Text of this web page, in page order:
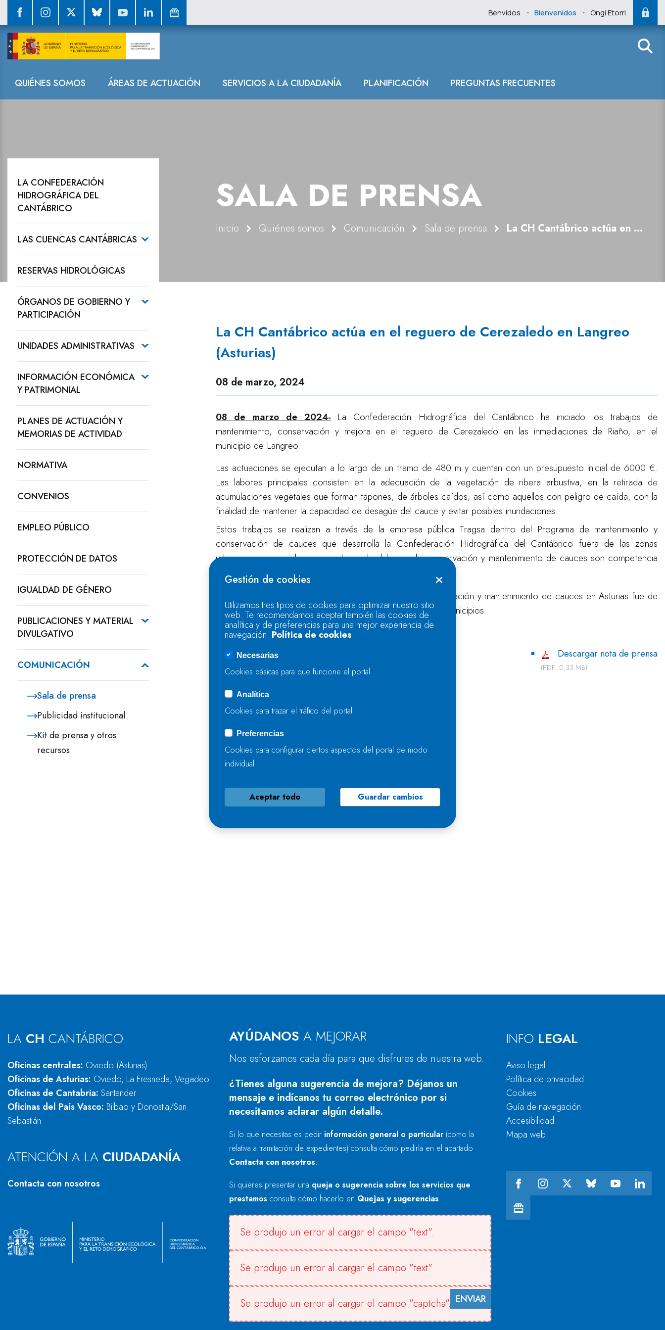
Benvidos . Bienvenidos . Ongi Etorri
Navegación
QUIÉNES SOMOS ÁREAS DE ACTUACIÓN SERVICIOS A LA CIUDADANÍA PLANIFICACIÓN PREGUNTAS FRECUENTES
La CH Cantábrico actúa en el reguero de
SALA DE PRENSA
Inicio Quiénes somos Comunicación Sala de prensa La CH Cantábrico actúa en el reguero de Cerezaledo en Langreo (Asturias)
LA CONFEDERACIÓN
HIDROGRÁFICA DEL
CANTÁBRICO
LAS CUENCAS CANTÁBRICAS
RESERVAS HIDROLÓGICAS
ÓRGANOS DE GOBIERNO Y
PARTICIPACIÓN
UNIDADES ADMINISTRATIVAS
INFORMACIÓN ECONÓMICA
Y PATRIMONIAL
PLANES DE ACTUACIÓN Y
MEMORIAS DE ACTIVIDAD
NORMATIVA
CONVENIOS
EMPLEO PÚBLICO
PROTECCIÓN DE DATOS
IGUALDAD DE GÉNERO
PUBLICACIONES Y MATERIAL
DIVULGATIVO
COMUNICACIÓN
Sala de prensa
Publicidad institucional
Kit de prensa y otros
recursos
La CH Cantábrico actúa en el reguero de Cerezaledo en Langreo
(Asturias)
08 de marzo, 2024
08 de marzo de 2024- La Confederación Hidrográfica del Cantábrico ha iniciado los trabajos de
mantenimiento, conservación y mejora en el reguero de Cerezaledo en las inmediaciones de Riaño, en el
municipio de Langreo.
Las actuaciones se ejecutan a lo largo de un tramo de 480 m y cuentan con un presupuesto inicial de 6000 €.
Las labores principales consisten en la adecuación de la vegetación de ribera arbustiva, en la retirada de
acumulaciones vegetales que forman tapones, de árboles caídos, así como aquellos con peligro de caída, con la
finalidad de mantener la capacidad de desagüe del cauce y evitar posibles inundaciones.
Estos trabajos se realizan a través de la empresa pública Tragsa dentro del Programa de mantenimiento y
conservación de cauces que desarrolla la Confederación Hidrográfica del Cantábrico fuera de las zonas
urbanas, ya que en las zonas urbanas las labores de conservación y mantenimiento de cauces son competencia
de los ayuntamientos.
En el año 2023 la inversión realizada en trabajos de conservación y mantenimiento de cauces en Asturias fue de
3,1 millones de euros, repartida en 162 actuaciones en 47 municipios.
Descargar nota de prensa
(PDF: 0,33 MB)
LA CH CANTÁBRICO
Oficinas centrales: Oviedo (Asturias)
Oficinas de Asturias: Oviedo, La Fresneda, Vegadeo
Oficinas de Cantabria: Santander
Oficinas del País Vasco: Bilbao y Donostia/San
Sebastián
ATENCIÓN A LA CIUDADANÍA
Contacta con nosotros
AYÚDANOS A MEJORAR
Nos esforzamos cada día para que disfrutes de nuestra web.
¿Tienes alguna sugerencia de mejora? Déjanos un
mensaje e indícanos tu correo electrónico por si
necesitamos aclarar algún detalle.
Si lo que necesitas es pedir información general o particular (como la
relativa a tramitación de expedientes) consulta cómo pedirla en el apartado
Contacta con nosotros.
Si quieres presentar una queja o sugerencia sobre los servicios que
prestamos consulta cómo hacerlo en Quejas y sugerencias.
Se produjo un error al cargar el campo "text".
Se produjo un error al cargar el campo "text".
Se produjo un error al cargar el campo "captcha". ENVIAR
INFO LEGAL
Aviso legal
Política de privacidad
Cookies
Guía de navegación
Accesibilidad
Mapa web
Gestión de cookies
Utilizamos tres tipos de cookies para optimizar nuestro sitio
web. Te recomendamos aceptar también las cookies de
analítica y de preferencias para una mejor experiencia de
navegación. Política de cookies
Necesarias
Cookies básicas para que funcione el portal
Analítica
Cookies para trazar el tráfico del portal
Preferencias
Cookies para configurar ciertos aspectos del portal de modo
individual
Aceptar todo Guardar cambios